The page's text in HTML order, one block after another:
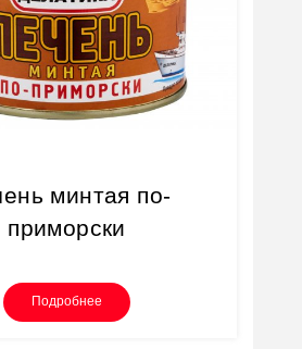
минтая по-
приморски
Подробнее